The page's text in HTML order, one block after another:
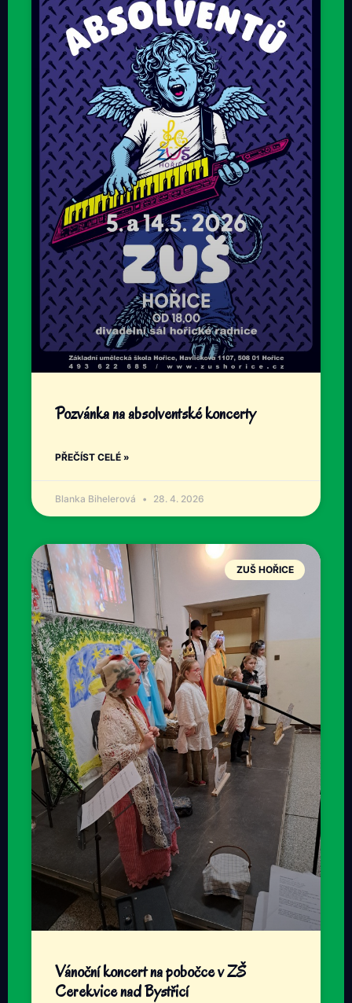
Pozvánka na absolventské koncerty
PŘEČÍST CELÉ »
Blanka Bihelerová 28. 4. 2026
ZUŠ HOŘICE
Vánoční koncert na pobočce v ZŠ
Cerekvice nad Bystřicí